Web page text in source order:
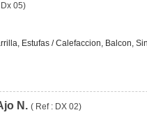
05)
Estufas / Calefaccion, Balcon,
N. ( Ref : DX 02)